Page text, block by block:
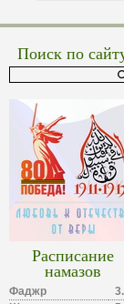
Поиск по
Расписание
намазов
Фаджр